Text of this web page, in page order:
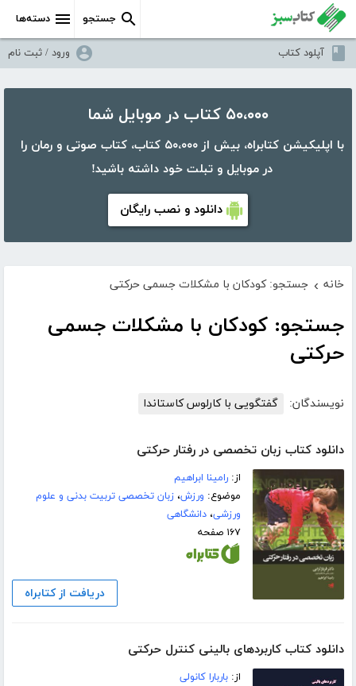
دسته‌ها جستجو
آپلود کتاب ورود / ثبت نام
۵۰،۰۰۰ کتاب در موبایل شما
با اپلیکیشن کتابراه، بیش از ۵۰،۰۰۰ کتاب، کتاب صوتی و رمان را
در موبایل و تبلت خود داشته باشید!
دانلود و نصب رایگان
خانه › جستجو: کودکان با مشکلات جسمی حرکتی
جستجو: کودکان با مشکلات جسمی
حرکتی
نویسندگان: گفتگویی با کارلوس کاستاندا
دانلود کتاب زبان تخصصی در رفتار حرکتی
از:رامینا ابراهیم
موضوع: ورزش،زبان تخصصی تربیت بدنی و علوم
ورزشی،دانشگاهی
۱۶۷ صفحه
دریافت از کتابراه
دانلود کتاب کاربردهای بالینی کنترل حرکتی
از:باربارا کانولی